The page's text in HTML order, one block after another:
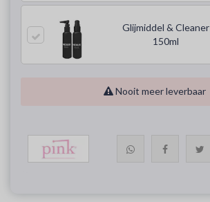
Glijmiddel & Cleaner
150ml
Nooit meer leverbaar